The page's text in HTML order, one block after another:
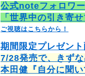
公式noteフォロワ
「世界中の引き寄
ご視聴はこちらから！
期間限定プレゼン
7/28発売で、きず
本田健『自分に聞